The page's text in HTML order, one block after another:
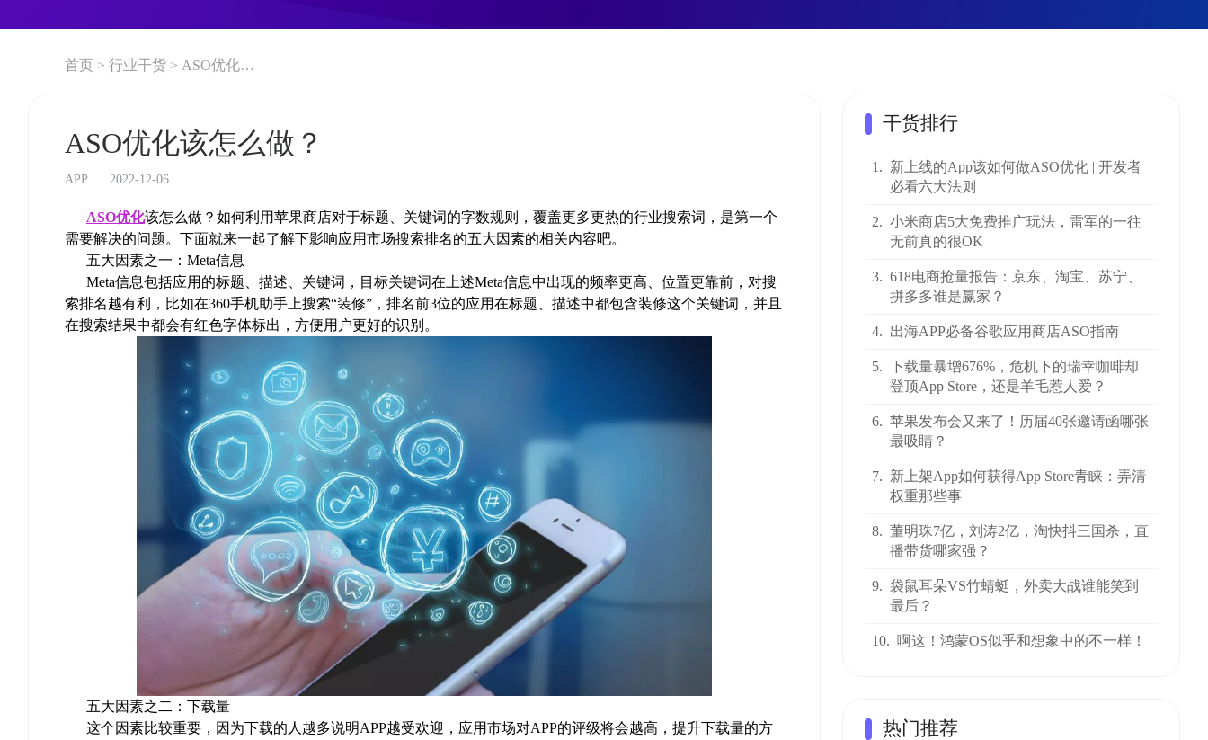
首页 > 行业干货 > ASO优化该怎么做？
ASO优化该怎么做？
APP 2022-12-06
ASO优化该怎么做？如何利用苹果商店对于标题、关键词的字数规则，覆盖更多更热的行业搜索词，是第一个
需要解决的问题。下面就来一起了解下影响应用市场搜索排名的五大因素的相关内容吧。
五大因素之一：Meta信息
Meta信息包括应用的标题、描述、关键词，目标关键词在上述Meta信息中出现的频率更高、位置更靠前，对搜
索排名越有利，比如在360手机助手上搜索“装修”，排名前3位的应用在标题、描述中都包含装修这个关键词，并且
在搜索结果中都会有红色字体标出，方便用户更好的识别。
五大因素之二：下载量
这个因素比较重要，因为下载的人越多说明APP越受欢迎，应用市场对APP的评级将会越高，提升下载量的方
干货排行
1. 新上线的App该如何做ASO优化 | 开发者
必看六大法则
2. 小米商店5大免费推广玩法，雷军的一往
无前真的很OK
3. 618电商抢量报告：京东、淘宝、苏宁、
拼多多谁是赢家？
4. 出海APP必备谷歌应用商店ASO指南
5. 下载量暴增676%，危机下的瑞幸咖啡却
登顶App Store，还是羊毛惹人爱？
6. 苹果发布会又来了！历届40张邀请函哪张
最吸睛？
7. 新上架App如何获得App Store青睐：弄清
权重那些事
8. 董明珠7亿，刘涛2亿，淘快抖三国杀，直
播带货哪家强？
9. 袋鼠耳朵VS竹蜻蜓，外卖大战谁能笑到
最后？
10. 啊这！鸿蒙OS似乎和想象中的不一样！
热门推荐